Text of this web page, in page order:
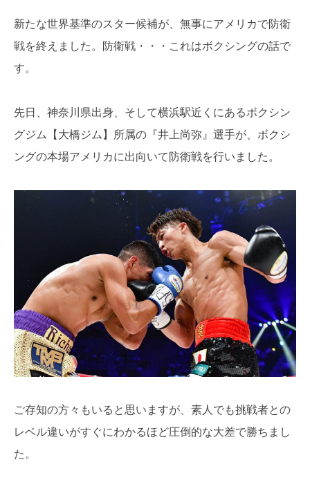
新たな世界基準のスター候補が、無事にアメリカで防衛
戦を終えました。防衛戦・・・これはボクシングの話で
す。
先日、神奈川県出身、そして横浜駅近くにあるボクシン
グジム【大橋ジム】所属の『井上尚弥』選手が、ボクシ
ングの本場アメリカに出向いて防衛戦を行いました。
ご存知の方々もいると思いますが、素人でも挑戦者との
レベル違いがすぐにわかるほど圧倒的な大差で勝ちまし
た。